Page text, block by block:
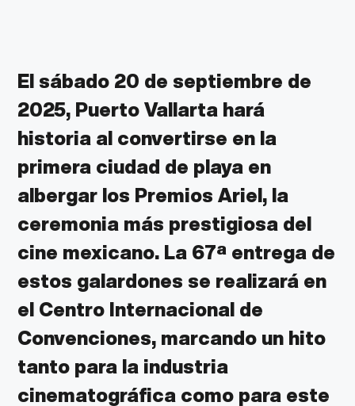
El sábado 20 de septiembre de
2025, Puerto Vallarta hará
historia al convertirse en la
primera ciudad de playa en
albergar los Premios Ariel, la
ceremonia más prestigiosa del
cine mexicano. La 67ª entrega de
estos galardones se realizará en
el Centro Internacional de
Convenciones, marcando un hito
tanto para la industria
cinematográfica como para este